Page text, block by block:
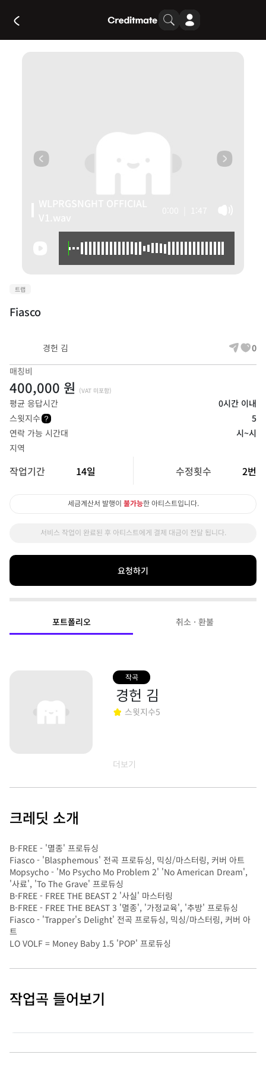
트랩
Fiasco
경헌 김
0
매칭비
400,000 원 (VAT 미포함)
평균 응답시간
0시간 이내
스윗지수
5
연락 가능 시간대
시~시
지역
작업기간 14일 수정횟수 2번
세금계산서 발행이 불가능한 아티스트입니다.
서비스 작업이 완료된 후 아티스트에게 결제 대금이 전달 됩니다.
요청하기
포트폴리오 취소 · 환불
작곡
경헌 김
스윗지수5
더보기
크레딧 소개
B-FREE - '멸종' 프로듀싱
Fiasco - 'Blasphemous' 전곡 프로듀싱, 믹싱/마스터링, 커버 아트
Mopsycho - 'Mo Psycho Mo Problem 2' 'No American Dream',
'사료', 'To The Grave' 프로듀싱
B-FREE - FREE THE BEAST 2 '사실' 마스터링
B-FREE - FREE THE BEAST 3 '멸종', '가정교육', '추방' 프로듀싱
Fiasco - 'Trapper's Delight' 전곡 프로듀싱, 믹싱/마스터링, 커버 아
트
LO VOLF = Money Baby 1.5 'POP' 프로듀싱
작업곡 들어보기